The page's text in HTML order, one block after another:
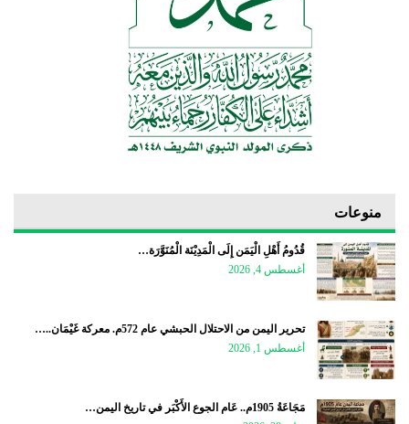
منوعات
قُدُومُ أَهْلِ الْيَمَن إِلَى الْمَدِيْنَة الْمُنَوَّرَة…
أغسطس 4, 2026
تحرير اليمن من الاحتلال الحبشي عام 572م. معركة غَيْمَان..…
أغسطس 1, 2026
مَجَاعَةُ 1905م.. عَام الجوع الأَكْبَر في تاريخ اليمن…